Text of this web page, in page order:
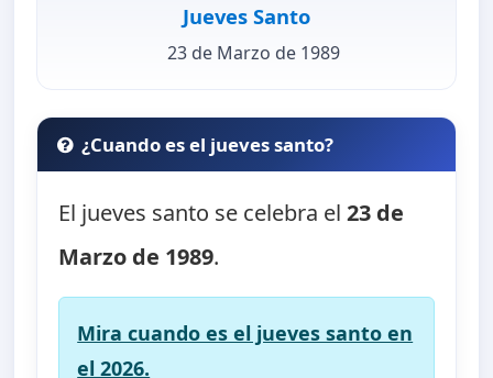
Jueves Santo
23 de Marzo de 1989
¿Cuando es el jueves santo?
El jueves santo se celebra el23 de
Marzo de 1989.
Mira cuando es el jueves santo en
el 2026.